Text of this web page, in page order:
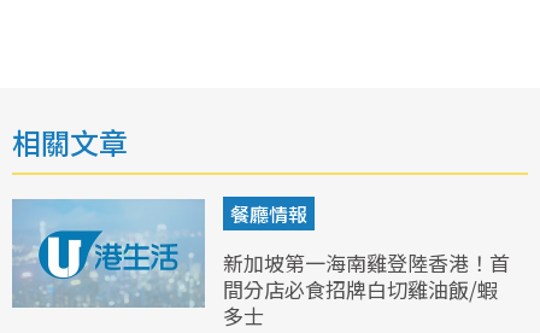
相關文章
餐廳情報
新加坡第一海南雞登陸香港！首
間分店必食招牌白切雞油飯/蝦
多士